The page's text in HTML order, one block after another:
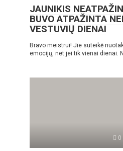
JAUNIKIS
BUVO ATPAŽINTA
VESTUVIŲ DIENAI
Bravo meistrui! Jie suteikė
emocijų, net jei tik vienai dienai.
0